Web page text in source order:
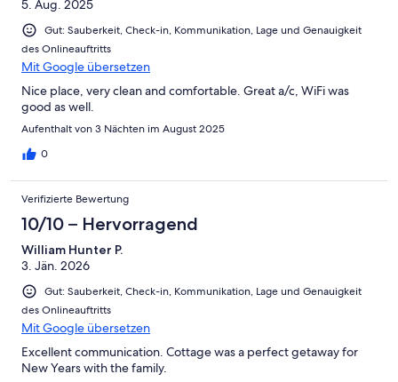
5. Aug. 2025
Gut: Sauberkeit, Check-in, Kommunikation, Lage und Genauigkeit
des Onlineauftritts
Mit Google übersetzen
Nice place, very clean and comfortable. Great a/c, WiFi was
good as well.
Aufenthalt von 3 Nächten im August 2025
0
Verifizierte Bewertung
10/10 – Hervorragend
William Hunter P.
3. Jän. 2026
Gut: Sauberkeit, Check-in, Kommunikation, Lage und Genauigkeit
des Onlineauftritts
Mit Google übersetzen
Excellent communication. Cottage was a perfect getaway for
New Years with the family.